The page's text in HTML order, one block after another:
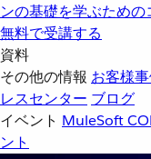
ンの基礎を学ぶための
無料で受講する
資料
その他の情報 お客様
レスセンター ブログ
イベント MuleSoft
ント